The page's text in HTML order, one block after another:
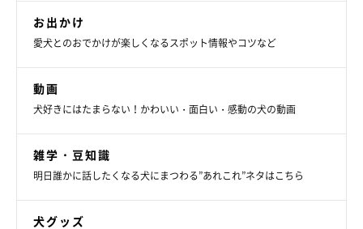
お出かけ
愛犬とのおでかけが楽しくなるスポット情報やコツなど
動画
犬好きにはたまらない！かわいい・面白い・感動の犬の動画
雑学・豆知識
明日誰かに話したくなる犬にまつわる”あれこれ”ネタはこちら
犬グッズ